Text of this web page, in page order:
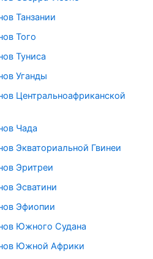
Танзании
Того
Туниса
Уганды
Центральноафриканской
Чада
Экваториальной Гвинеи
Эритреи
Эсватини
Эфиопии
Южного Судана
Южной Африки